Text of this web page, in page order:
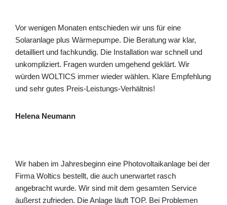
Vor wenigen Monaten entschieden wir uns für eine
Solaranlage plus Wärmepumpe. Die Beratung war klar,
detailliert und fachkundig. Die Installation war schnell und
unkompliziert. Fragen wurden umgehend geklärt. Wir
würden WOLTICS immer wieder wählen. Klare Empfehlung
und sehr gutes Preis-Leistungs-Verhältnis!
Helena Neumann
Wir haben im Jahresbeginn eine Photovoltaikanlage bei der
Firma Woltics bestellt, die auch unerwartet rasch
angebracht wurde. Wir sind mit dem gesamten Service
äußerst zufrieden. Die Anlage läuft TOP. Bei Problemen